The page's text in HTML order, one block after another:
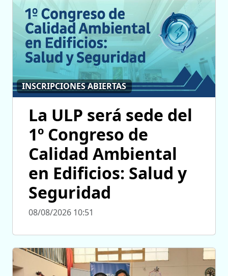
INSCRIPCIONES ABIERTAS
La ULP será sede del
1º Congreso de
Calidad Ambiental
en Edificios: Salud y
Seguridad
08/08/2026 10:51